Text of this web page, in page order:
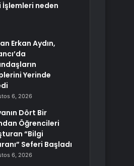
İşlemleri neden
Erkan Aydın,
Yerinde
6, 2026
Dört Bir
Öğrencileri
“Bilgi
Seferi Başladı
6, 2026